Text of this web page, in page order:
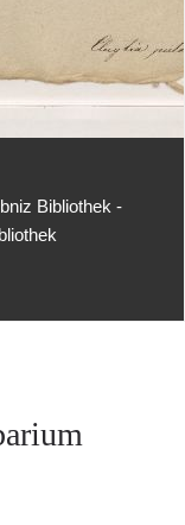
Bibliothek -